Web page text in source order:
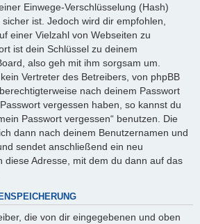
Einwege-Verschlüsselung (Hash)
ist. Jedoch wird dir empfohlen,
einer Vielzahl von Webseiten zu
ist dein Schlüssel zu deinem
also geh mit ihm sorgsam um.
Vertreter des Betreibers, von phpBB
nach deinem Passwort
vergessen haben, so kannst du
Passwort vergessen“ benutzen. Die
dann nach deinem Benutzernamen und
sendet anschließend ein neu
diese Adresse, mit dem du dann auf das
die von dir eingegebenen und oben